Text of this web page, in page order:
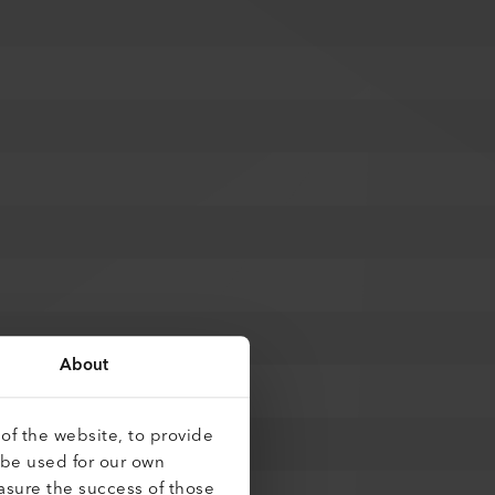
About
the website, to provide
used for our own
the success of those